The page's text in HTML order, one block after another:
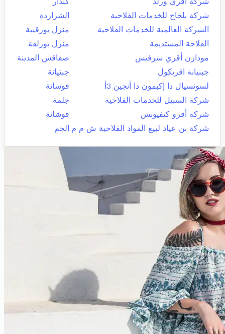
شركة بلحاج للخدمات الفلاحية
الشراردة
الشركة العالمية للخدمات الفلاحية
منزل بورقيبة
الفلاحة المستديمة
منزل بوزلفة
مودارن أقري سرفيس
صفاقس المدينة
جبنيانة اقريكول
جبنيانة
لسونسيال دا إكبمون دا أنجين 3أ
فوسانة
شركة السبيل للخدمات الفلاحية
جلمة
شركة أقرو كنفيونس
فوشانة
شركة بن عياد لبيع المواد الفلاحية ش م م الجم